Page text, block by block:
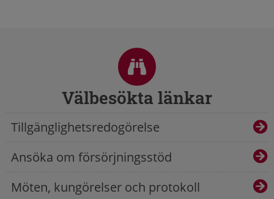
Välbesökta länkar
Tillgänglighetsredogörelse
Ansöka om försörjningsstöd
Möten, kungörelser och protokoll